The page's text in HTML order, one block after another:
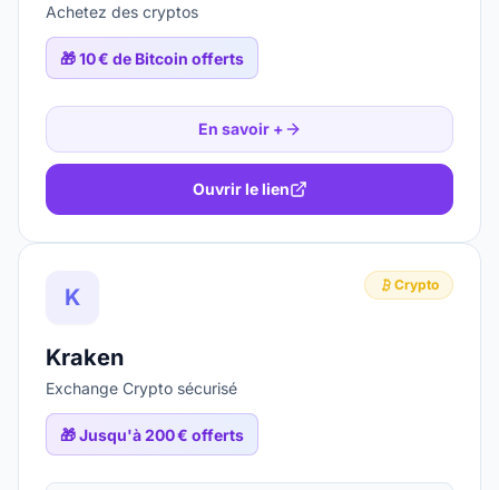
Achetez des cryptos
🎁10 € de Bitcoin offerts
En savoir +
Ouvrir le lien
K Crypto
Kraken
Exchange Crypto sécurisé
🎁Jusqu'à 200 € offerts